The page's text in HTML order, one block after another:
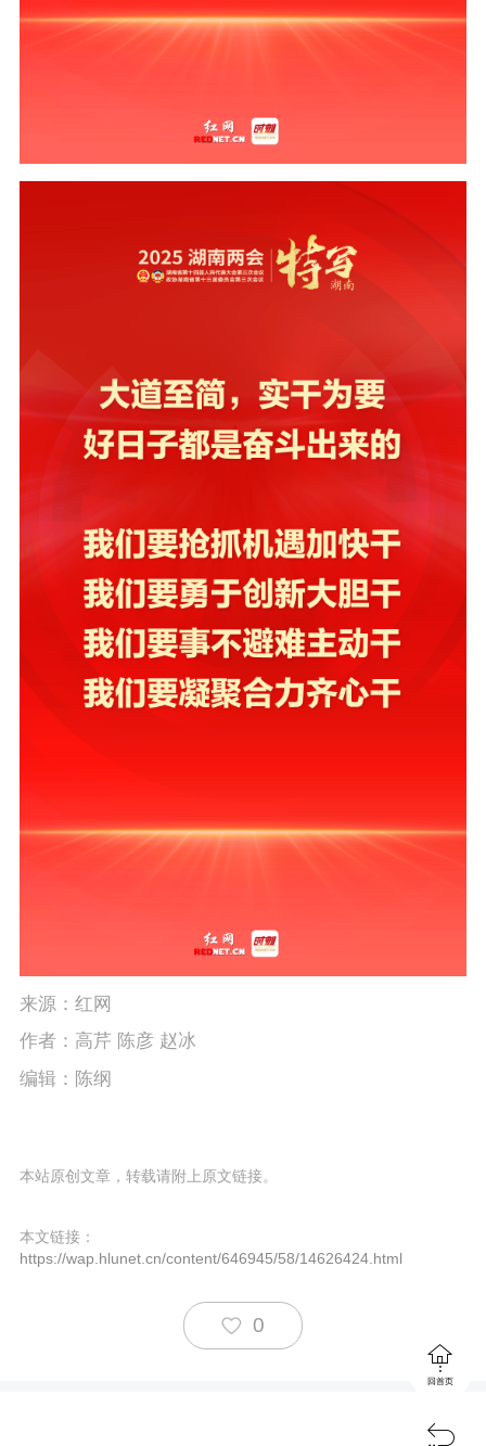
来源：红网
作者：高芹 陈彦 赵冰
编辑：陈纲
本站原创文章，转载请附上原文链接。
本文链接：
https://wap.hlunet.cn/content/646945/58/14626424.html
0

回首页
